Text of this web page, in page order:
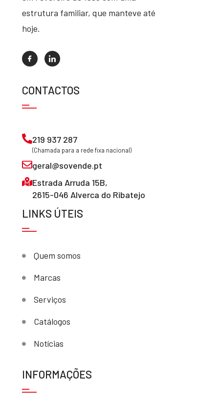
estrutura familiar, que manteve até
hoje.
CONTACTOS
219 937 287
(Chamada para a rede fixa nacional)
geral@sovende.pt
Estrada Arruda 15B,
2615-046 Alverca do Ribatejo
LINKS ÚTEIS
Quem somos
Marcas
Serviços
Catálogos
Notícias
INFORMAÇÕES